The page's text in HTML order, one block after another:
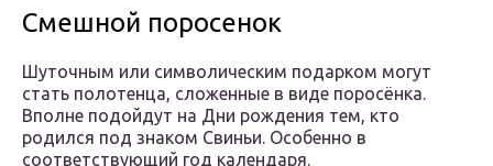
Смешной поросенок
Шуточным или символическим подарком могут
стать полотенца, сложенные в виде поросёнка.
Вполне подойдут на Дни рождения тем, кто
родился под знаком Свиньи. Особенно в
соответствующий год календаря.